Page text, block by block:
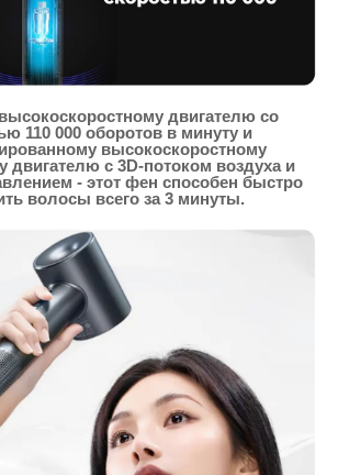
двигателю со
110 000 оборотов в минуту и
высокоскоростному
двигателю с 3D-потоком воздуха и
- этот фен способен быстро
волосы всего за 3 минуты.